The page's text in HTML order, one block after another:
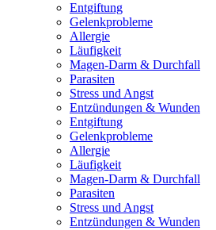
Entgiftung
Gelenkprobleme
Allergie
Läufigkeit
Magen-Darm & Durchfall
Parasiten
Stress und Angst
Entzündungen & Wunden
Entgiftung
Gelenkprobleme
Allergie
Läufigkeit
Magen-Darm & Durchfall
Parasiten
Stress und Angst
Entzündungen & Wunden